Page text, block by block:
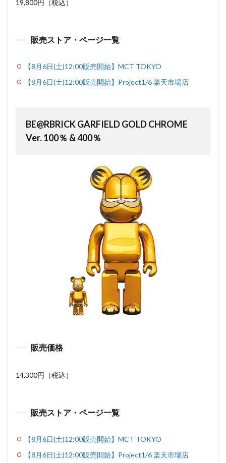
19,800円（税込）
販売ストア・ページ一覧
【8月6日(土)12:00販売開始】MCT TOKYO
【8月6日(土)12:00販売開始】Project1/6 楽天市場店
BE@RBRICK GARFIELD GOLD CHROME
Ver. 100％ & 400％
販売価格
14,300円（税込）
販売ストア・ページ一覧
【8月6日(土)12:00販売開始】MCT TOKYO
【8月6日(土)12:00販売開始】Project1/6 楽天市場店